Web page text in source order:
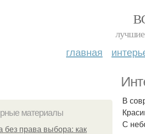
лучшие
главная
материалы
без права выбора: как
В
С